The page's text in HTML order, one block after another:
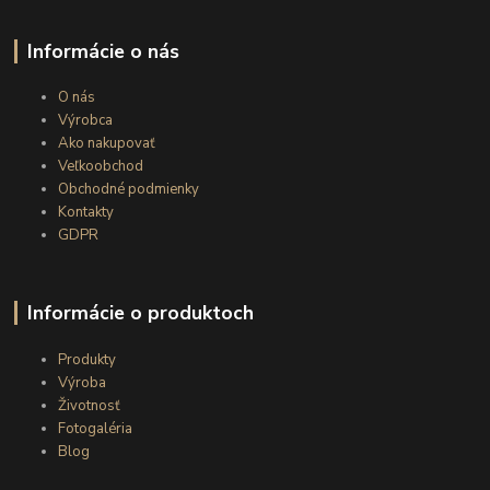
Informácie o nás
O nás
Výrobca
Ako nakupovať
Veľkoobchod
Obchodné podmienky
Kontakty
GDPR
Informácie o produktoch
Produkty
Výroba
Životnosť
Fotogaléria
Blog